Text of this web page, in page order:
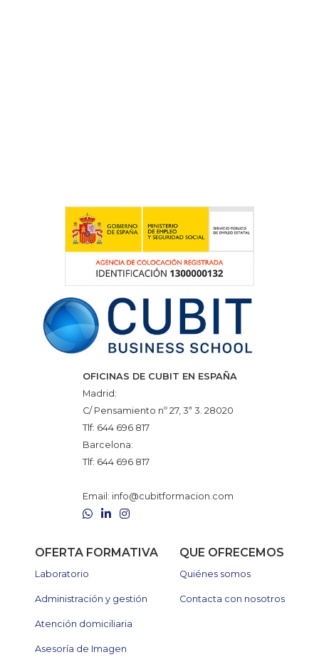
OFICINAS DE CUBIT EN ESPAÑA
Madrid:
C/ Pensamiento nº 27, 3ª 3. 28020
Tlf: 644 696 817
Barcelona:
Tlf: 644 696 817
Email: info@cubitformacion.com
WhatsApp
LinkedIn
Instagram
OFERTA FORMATIVA
Laboratorio
Administración y gestión
Atención domiciliaria
Asesoría de Imagen
QUE OFRECEMOS
Quiénes somos
Contacta con nosotros